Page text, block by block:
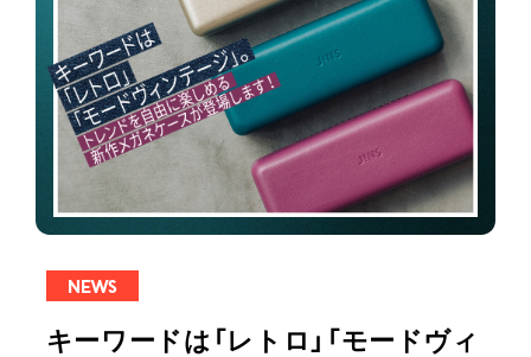
NEWS
キーワードは「レトロ」「モードヴィ